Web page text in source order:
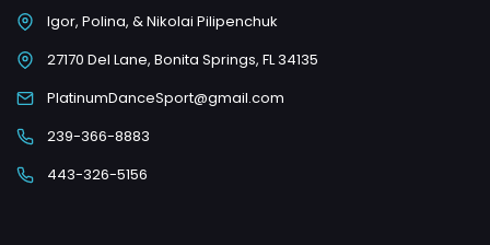
Igor, Polina, & Nikolai Pilipenchuk
27170 Del Lane, Bonita Springs, FL 34135
PlatinumDanceSport@gmail.com
239-366-8883
443-326-5156